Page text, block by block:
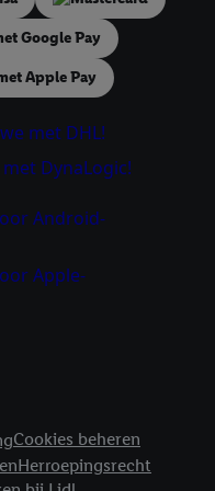
Cookies beheren
Herroepingsrecht
of met identifiers die
kunnen retargeting
door het product
te plaatsen maar het
kunnen op
verschillende Lidl-
eindapparaten
e-mailadres en
identifiers waarover
toegewezen.
de optie dat er enkel
technieken